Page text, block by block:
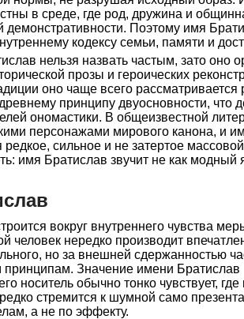
в среде, где род, дружина и
Поэтому имя
кодексу семьи, памяти и
нельзя назвать частым, зато оно
прозы и героических
оно чаще всего рассматривается
принципу двуосновности, что
ономастики. В общеизвестной
персонажами мирового канона, и
сильное и не затертое массовой
имя Братислав звучит не как модный
вокруг внутреннего чувства
человек нередко производит
но за внешней сдержанностью
принципам. Значение имени Братислав
носитель обычно тонко чувствует, где
стремится к шумной само
а не по эффекту.